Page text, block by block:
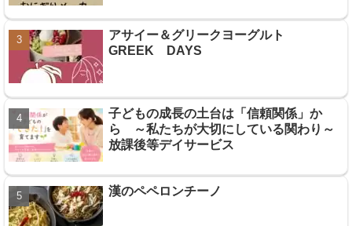
アサイー＆グリークヨーグルト
GREEK DAYS
子どもの成長の土台は「信頼関係」か
ら ～私たちが大切にしている関わり～
放課後等デイサービス
漢のペペロンチーノ